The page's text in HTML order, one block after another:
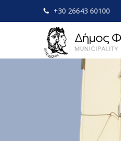
+30 26643 60100